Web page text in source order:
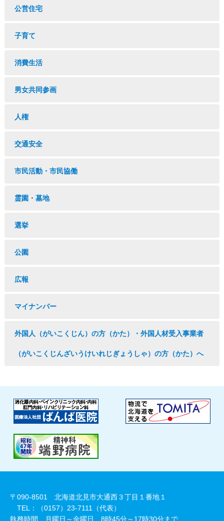
公営住宅
子育て
消費生活
男女共同参画
人権
交通安全
市民活動・市民協働
霊園・墓地
選挙
公園
広報
マイナンバー
外国人（がいこくじん）の方（かた）・外国人材受入事業者
（がいこくじんざいうけいれじぎょうしゃ）の方（かた）へ
〒090-8501 北海道北見市大通西３丁目１番地１
TEL：（0157）23-7111（代表）
執務時間 月曜日～金曜日 8時45分～17時30分まで